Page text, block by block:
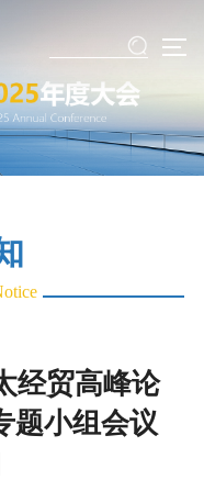
经贸高峰论
题小组会议